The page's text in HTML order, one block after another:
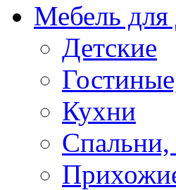
Мебель для
Детские
Кухни
Спальни,